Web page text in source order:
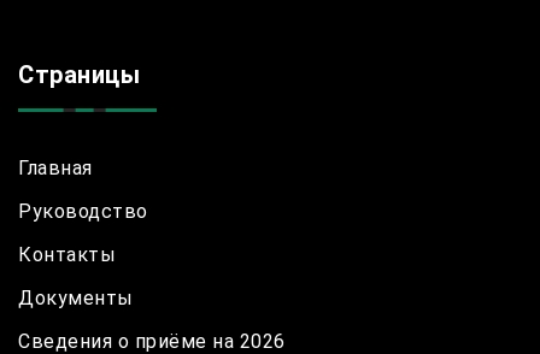
Страницы
Главная
Руководство
Контакты
Документы
Сведения о приёме на 2026